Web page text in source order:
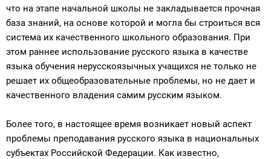
что на этапе начальной школы не закладывается прочная
база знаний, на основе которой и могла бы строиться вся
система их качественного школьного образования. При
этом раннее использование русского языка в качестве
языка обучения нерусскоязычных учащихся не только не
решает их общеобразовательные проблемы, но не дает и
качественного владения самим русским языком.
Более того, в настоящее время возникает новый аспект
проблемы преподавания русского языка в национальных
субъектах Российской Федерации. Как известно,